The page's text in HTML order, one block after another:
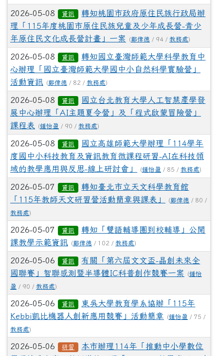
2026-05-08 資訊
轉知桃園市政府原住民族行政局辦
理「115年度桃園市原住民族兒童及少年成長營-青少
年原住民文化成長營計畫」一案
(鄭偉德 / 94 / 教務處)
2026-05-08 資訊
轉知國立臺灣師範大學科學教育中
心辦理「國立臺灣師範大學國中小自然科學實驗營」
活動資訊
(鄭偉德 / 82 / 教務處)
2026-05-08 資訊
國立台北教育大學人工智慧產學發
展中心辦理「AI主題夏令營」及「程式啟蒙冒險營」
課程表
(鍾怡盈 / 90 / 教務處)
2026-05-08 資訊
國立高雄師範大學辦理「114學年
度國中小科技教育及資訊教育微課程研習-AI在科技領
域的教學應用與反思-線上研討會」
(鍾怡盈 / 85 / 教務處)
2026-05-07 資訊
轉知臺北市立天文科學教育館
「115年教師天文研習營活動簡章與課表」
(鄭偉德 / 80 /
教務處)
2026-05-07 資訊
轉知「雙語輔導團到校輔導」公開
課教學示範資訊
(鄭偉德 / 102 / 教務處)
2026-05-06 資訊
有關「第六屆文文盃-晶創未來全
國聯賽」智聯感測暨半導體IC科普創作競賽一案
(鍾怡
盈 / 90 / 教務處)
2026-05-06 資訊
東吳大學教育學系協辦「115年
Kebbi凱比機器人創新應用競賽」活動簡章
(鍾怡盈 / 75 /
教務處)
2026-05-06 研習
本市辦理114年「推動中小學數位